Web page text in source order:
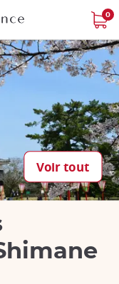
0
Voir tout